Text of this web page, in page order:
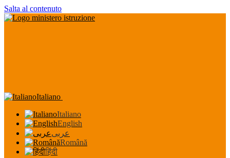
Salta al contenuto
Italiano
Italiano
English
عربى
Română
हिंदी